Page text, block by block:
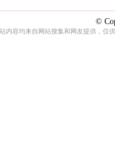
©
内容均来自网站搜集和网友提供，仅